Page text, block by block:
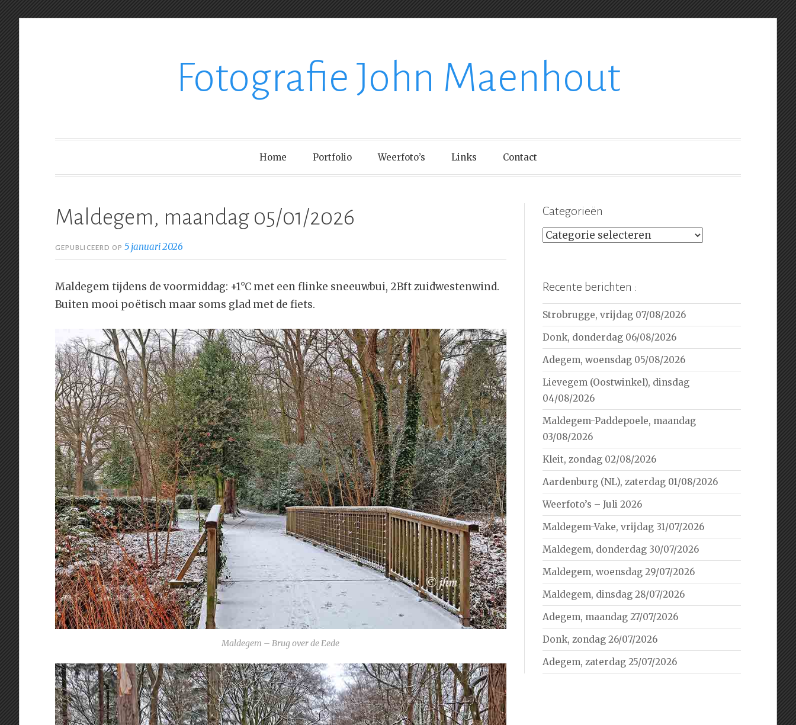
Fotografie John Maenhout
Home Portfolio Weerfoto’s Links Contact
Maldegem, maandag 05/01/2026
GEPUBLICEERD OP5 januari 2026
Maldegem tijdens de voormiddag: +1°C met een flinke sneeuwbui, 2Bft zuidwestenwind.
Buiten mooi poëtisch maar soms glad met de fiets.
Maldegem – Brug over de Eede
Categorieën
Categorieën
Recente berichten :
Strobrugge, vrijdag 07/08/2026
Donk, donderdag 06/08/2026
Adegem, woensdag 05/08/2026
Lievegem (Oostwinkel), dinsdag
04/08/2026
Maldegem-Paddepoele, maandag
03/08/2026
Kleit, zondag 02/08/2026
Aardenburg (NL), zaterdag 01/08/2026
Weerfoto’s – Juli 2026
Maldegem-Vake, vrijdag 31/07/2026
Maldegem, donderdag 30/07/2026
Maldegem, woensdag 29/07/2026
Maldegem, dinsdag 28/07/2026
Adegem, maandag 27/07/2026
Donk, zondag 26/07/2026
Adegem, zaterdag 25/07/2026